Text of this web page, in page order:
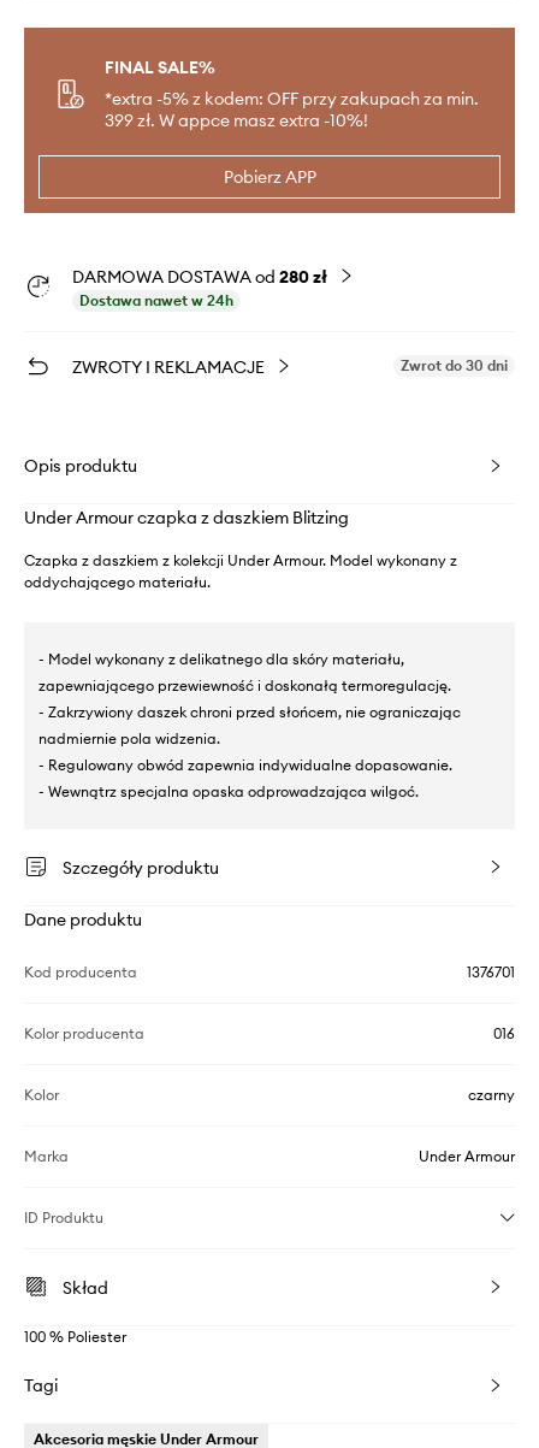
FINAL SALE%
*extra -5% z kodem: OFF przy zakupach za min.
399 zł. W appce masz extra -10%!
Pobierz APP
DARMOWA DOSTAWA od 280 zł
Dostawa nawet w 24h
ZWROTY I REKLAMACJE Zwrot do 30 dni
Opis produktu
Under Armour czapka z daszkiem Blitzing
Czapka z daszkiem z kolekcji Under Armour. Model wykonany z
oddychającego materiału.
- Model wykonany z delikatnego dla skóry materiału,
zapewniającego przewiewność i doskonałą termoregulację.
- Zakrzywiony daszek chroni przed słońcem, nie ograniczając
nadmiernie pola widzenia.
- Regulowany obwód zapewnia indywidualne dopasowanie.
- Wewnątrz specjalna opaska odprowadzająca wilgoć.
Szczegóły produktu
Dane produktu
Kod producenta 1376701
Kolor producenta 016
Kolor czarny
Marka Under Armour
ID Produktu
Skład
100 % Poliester
Tagi
Akcesoria męskie Under Armour